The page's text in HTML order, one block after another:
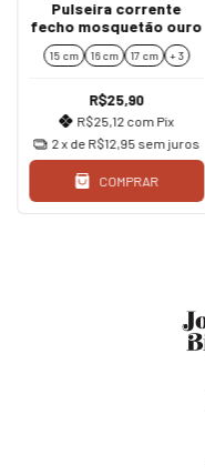
Pulseira corrente
fecho mosquetão ouro
15 cm 16 cm 17 cm + 3
R$25,90
R$25,12 com Pix
2x de R$12,95 sem juros
COMPRAR